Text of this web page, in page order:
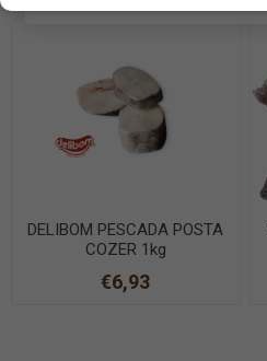
DELIBOM PESCADA POSTA
COZER 1kg
€6,93